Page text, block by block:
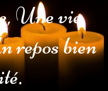
Une vie
repos bien